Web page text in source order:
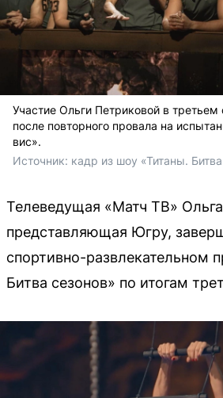
Участие Ольги Петриковой в третьем
после повторного провала на
вис».
Источник: кадр из шоу «Титаны.
Телеведущая «Матч ТВ»
представляющая Югру,
спортивно-развлекательном
Битва сезонов» по итогам